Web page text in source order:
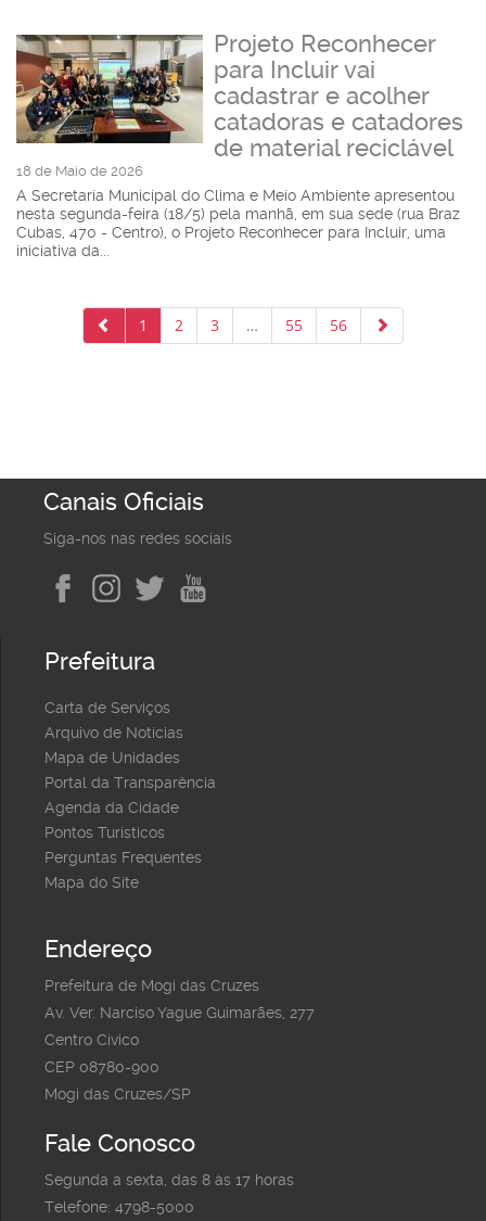
Projeto Reconhecer
para Incluir vai
cadastrar e acolher
catadoras e catadores
de material reciclável
18 de Maio de 2026
A Secretaria Municipal do Clima e Meio Ambiente apresentou
nesta segunda-feira (18/5) pela manhã, em sua sede (rua Braz
Cubas, 470 - Centro), o Projeto Reconhecer para Incluir, uma
iniciativa da...
1 2 3 … 55 56
Canais Oficiais
Siga-nos nas redes sociais
Prefeitura
Carta de Serviços
Arquivo de Notícias
Mapa de Unidades
Portal da Transparência
Agenda da Cidade
Pontos Turísticos
Perguntas Frequentes
Mapa do Site
Endereço
Prefeitura de Mogi das Cruzes
Av. Ver. Narciso Yague Guimarães, 277
Centro Cívico
CEP 08780-900
Mogi das Cruzes/SP
Fale Conosco
Segunda a sexta, das 8 às 17 horas
Telefone: 4798-5000